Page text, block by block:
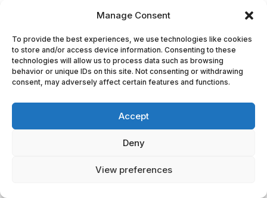
Manage Consent
To provide the best experiences, we use technologies like cookies
to store and/or access device information. Consenting to these
technologies will allow us to process data such as browsing
behavior or unique IDs on this site. Not consenting or withdrawing
consent, may adversely affect certain features and functions.
Accept
Deny
View preferences
REF: HWT-T120-MS
Hikvision HiWatch HWT-T120-MS Domo 4 en 1
HiWatch T de Hikvision®. 2MP@25/30ips
1080P IP66Carcasa 30 metros